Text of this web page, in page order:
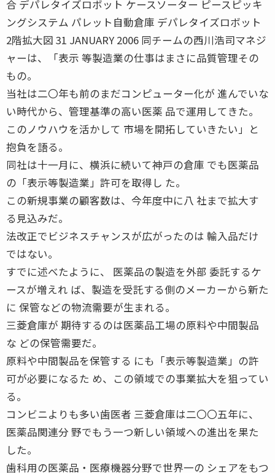
合 デパレタイズロボット ケースソーター ピースピッキ
ングシステム パレット自動倉庫 デパレタイズロボット
2階拡大図 31 JANUARY 2006 同チームの西川浩司マネジ
ャーは、「表示 等製造業の仕事はまさに品質管理その
もの。
当社は二〇年も前のまだコンピューター化が 進んでいな
い時代から、管理基準の高い医薬 品で運用してきた。
このノウハウを活かして 市場を開拓していきたい」と
抱負を語る。
同社は十一月に、横浜に続いて神戸の倉庫 でも医薬品
の「表示等製造業」許可を取得し た。
この新規事業の顧客数は、今年度中に八 社まで拡大す
る見込みだ。
法改正でビジネスチャンスが広がったのは 輸入品だけ
ではない。
すでに述べたように、 医薬品の製造を外部 委託するケ
ースが増えれ ば、製造を受託する側のメーカーから新た
に 保管などの物流需要が生まれる。
三菱倉庫が 期待するのは医薬品工場の原料や中間製品
な どの保管需要だ。
原料や中間製品を保管する にも「表示等製造業」の許
可が必要になるた め、この領域での事業拡大を狙ってい
る。
コンビニよりも多い歯医者 三菱倉庫は二〇〇五年に、
医薬品関連分 野でもう一つ新しい領域への進出を果た
した。
歯科用の医薬品・医療機器分野で世界一の シェアをもつ